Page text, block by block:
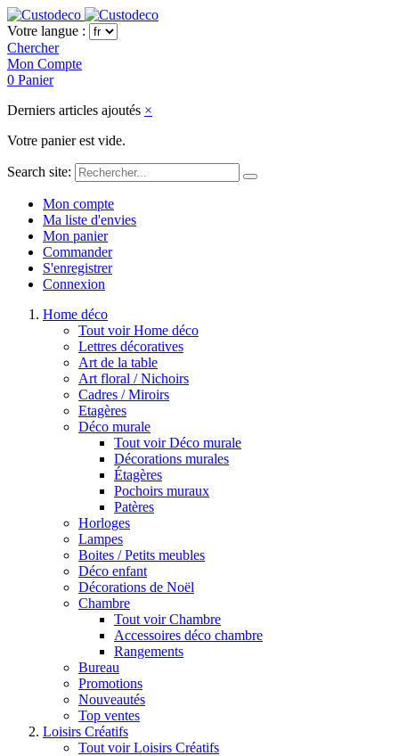
Votre langue :
Chercher
Mon Compte
0 Panier
Derniers articles ajoutés ×
Votre panier est vide.
Search site:
Mon compte
Ma liste d'envies
Mon panier
Commander
S'enregistrer
Connexion
Home déco
Tout voir Home déco
Lettres décoratives
Art de la table
Art floral / Nichoirs
Cadres / Miroirs
Etagères
Déco murale
Tout voir Déco murale
Décorations murales
Étagères
Pochoirs muraux
Patères
Horloges
Lampes
Boites / Petits meubles
Déco enfant
Décorations de Noël
Chambre
Tout voir Chambre
Accessoires déco chambre
Rangements
Bureau
Promotions
Nouveautés
Top ventes
Loisirs Créatifs
Tout voir Loisirs Créatifs